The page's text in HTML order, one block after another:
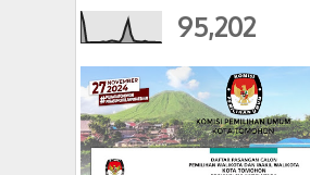
95,202